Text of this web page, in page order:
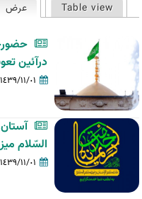
الأساسية
Table view عرض
درآئین
١٤٣٩/١١/٠١
السّلام
١٤٣٩/١١/٠١